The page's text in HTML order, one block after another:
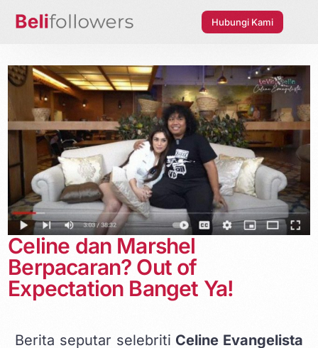
Hubungi Kami
Celine dan Marshel
Berpacaran? Out of
Expectation Banget Ya!
Berita seputar selebriti Celine Evangelista